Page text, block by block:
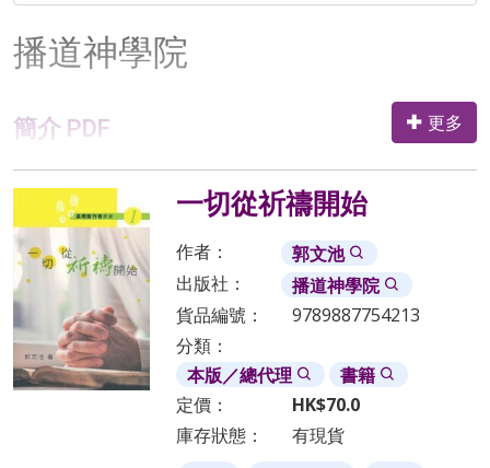
播道神學院
簡介 PDF 更多
一切從祈禱開始
作者：
郭文池
出版社：
播道神學院
貨品編號：
9789887754213
分類：
本版／總代理
書籍
定價：
HK$70.0
庫存狀態：
有現貨